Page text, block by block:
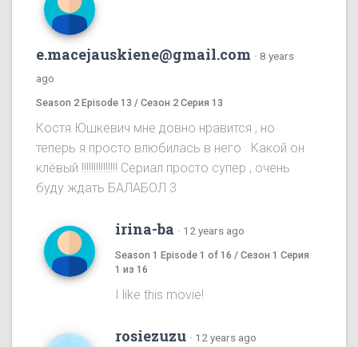
e.macejauskiene@gmail.com · 8 years
ago
Season 2 Episode 13 / Сезон 2 Серия 13
Костя Юшкевич мне довно нравится , но
теперь я просто влюбилась в него . Какой он
клёвый !!!!!!!!!!!!!!! Сериал просто супер , очень
буду ждать БАЛАБОЛ 3
irina-ba · 12 years ago
Season 1 Episode 1 of 16 / Сезон 1 Серия
1 из 16
I like this movie!
rosiezuzu · 12 years ago